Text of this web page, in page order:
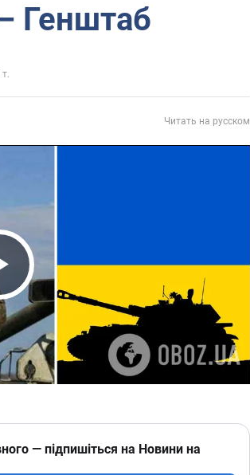
Генштаб
т.
Читать на русском
Video
— підпишіться на Новини на